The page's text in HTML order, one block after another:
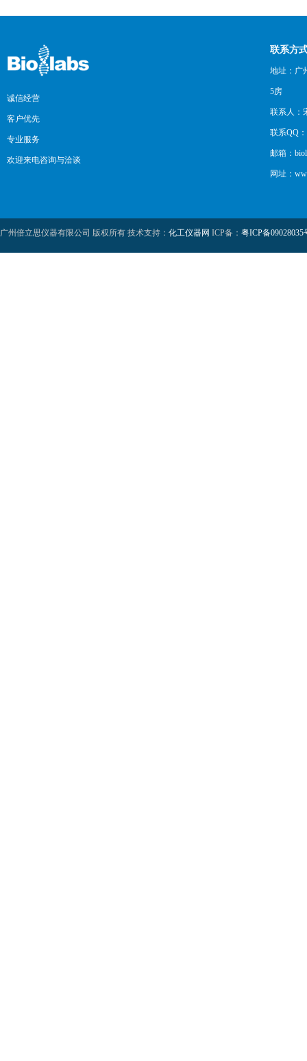
诚信经营
客户优先
专业服务
欢迎来电咨询与洽谈
联系方
地址：广
5房
联系人：
联系QQ
邮箱：
网址：
广州倍立思仪器有限公司 版权所有 技术支持： 化工仪器网 ICP备： 粤ICP备09028035